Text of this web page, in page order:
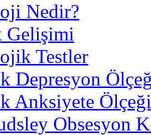
Nedir?
Gelişimi
Testler
Depresyon
Anksiyete Ölçeği
Obsesyon